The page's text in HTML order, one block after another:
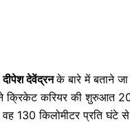
दीपेश देवेंद्रनके बारे में बताने
क्रिकेट करियर की शुरुआत
वह 130 किलोमीटर प्रति